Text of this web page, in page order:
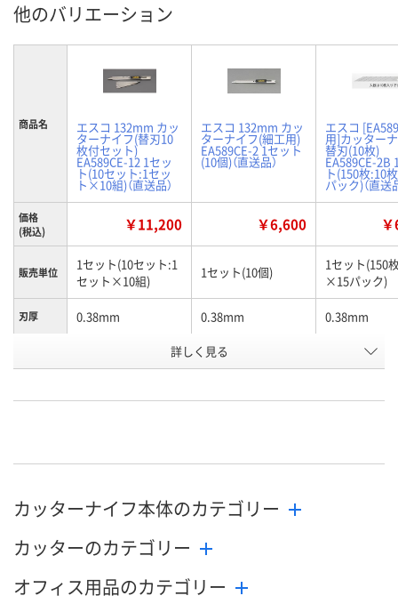
他のバリエーション
商品名 エスコ 132mm カッ
ターナイフ(替刃10
枚付セット)
EA589CE-12 1セッ
ト(10セット:1セッ
ト×10組)（直送品）
エスコ 132mm カッ
ターナイフ(細工用)
EA589CE-2 1セット
(10個)（直送品）
エスコ
用]カッター
替刃(10枚)
EA589CE-2B
ト(150枚:10
パック)（直送
価格
(税込)
￥11,200 ￥6,600
販売単位
1セット(10セット:1
セット×10組)
1セット(10個)
1セット(150
×15パック)
刃厚 0.38mm 0.38mm 0.38mm
9mm
在庫 わずか あり
お届け日 8月24日（月）まで
在庫切れです
（次回入荷日未定）
数量
カゴへ
詳しく見る
カッターナイフ本体のカテゴリー
カッターのカテゴリー
オフィス用品のカテゴリー